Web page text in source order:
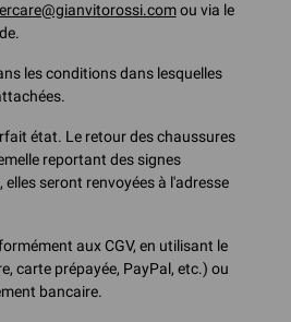
ou via le
les conditions dans lesquelles
état. Le retour des chaussures
reportant des signes
seront renvoyées à l'adresse
aux CGV, en utilisant le
carte prépayée, PayPal, etc.) ou
bancaire.